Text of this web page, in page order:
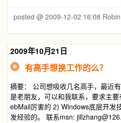
posted @ 2009-12-02 16:08
2009年10月21日
有高手想换工作的么？
摘要： 公司想吸收几名高手，最近
是老朋友，可以和我联系，要求主
ebMail厉害的 2) Windows底层开发
发经验的。 联系msn: